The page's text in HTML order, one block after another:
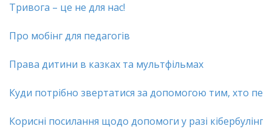
Тривога – це не для нас!
Про мобінг для педагогів
Права дитини в казках та мультфільмах
Куди потрібно звертатися за допомогою тим, хто
Корисні посилання щодо допомоги у разі кібербулінгу